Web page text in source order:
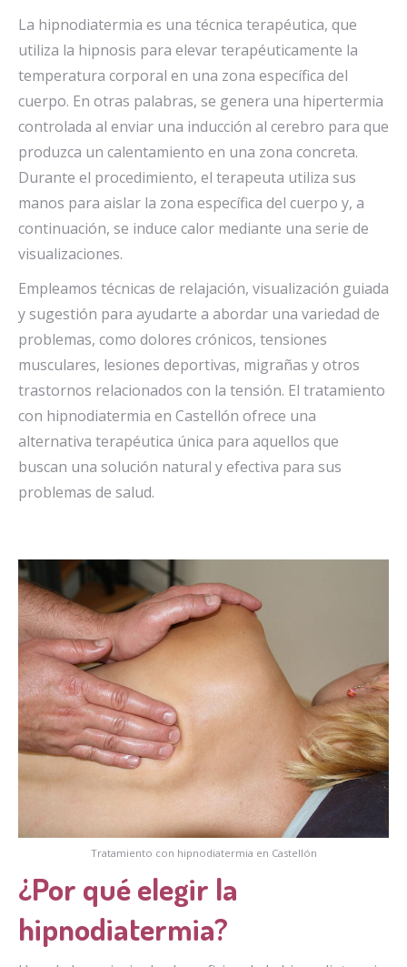
La hipnodiatermia es una técnica terapéutica, que
utiliza la hipnosis para elevar terapéuticamente la
temperatura corporal en una zona específica del
cuerpo. En otras palabras, se genera una hipertermia
controlada al enviar una inducción al cerebro para que
produzca un calentamiento en una zona concreta.
Durante el procedimiento, el terapeuta utiliza sus
manos para aislar la zona específica del cuerpo y, a
continuación, se induce calor mediante una serie de
visualizaciones.
Empleamos técnicas de relajación, visualización guiada
y sugestión para ayudarte a abordar una variedad de
problemas, como dolores crónicos, tensiones
musculares, lesiones deportivas, migrañas y otros
trastornos relacionados con la tensión. El tratamiento
con hipnodiatermia en Castellón ofrece una
alternativa terapéutica única para aquellos que
buscan una solución natural y efectiva para sus
problemas de salud.
Tratamiento con hipnodiatermia en Castellón
¿Por qué elegir la
hipnodiatermia?